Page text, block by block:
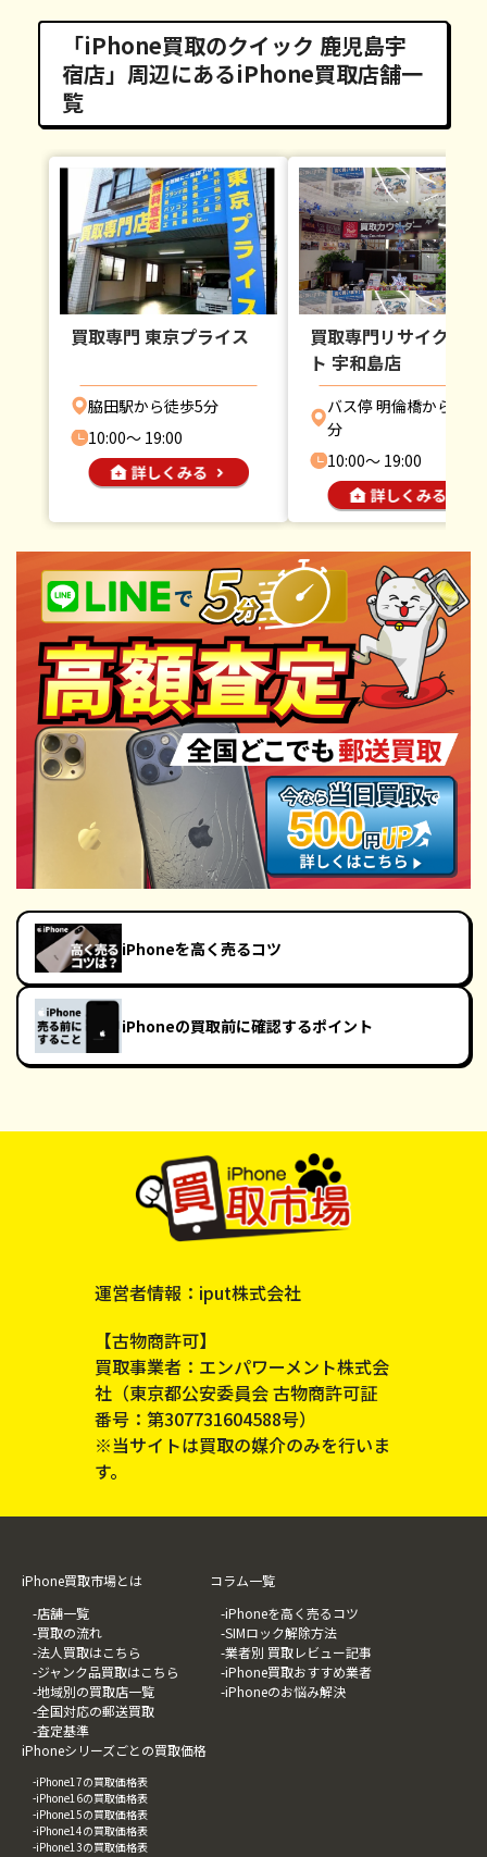
「iPhone買取のクイック 鹿児島宇
宿店」周辺にあるiPhone買取店舗一
覧
買取専門 東京プライス
脇田駅から徒歩5分
10:00〜 19:00
買取専門リサイクル
ト 宇和島店
バス停 明倫橋から徒歩
分
10:00〜 19:00
iPhoneを高く売るコツ
iPhoneの買取前に確認するポイント
iPhone買取市場とは
-店舗一覧
-買取の流れ
-法人買取はこちら
-ジャンク品買取はこちら
-地域別の買取店一覧
-全国対応の郵送買取
-査定基準
コラム一覧
-iPhoneを高く売るコツ
-SIMロック解除方法
-業者別 買取レビュー記事
-iPhone買取おすすめ業者
-iPhoneのお悩み解決
iPhoneシリーズごとの買取価格
-iPhone17の買取価格表
-iPhone16の買取価格表
-iPhone15の買取価格表
-iPhone14の買取価格表
-iPhone13の買取価格表
運営者情報：iput株式会社
【古物商許可】
買取事業者：エンパワーメント株式会
社（東京都公安委員会 古物商許可証
番号：第307731604588号）
※当サイトは買取の媒介のみを行いま
す。